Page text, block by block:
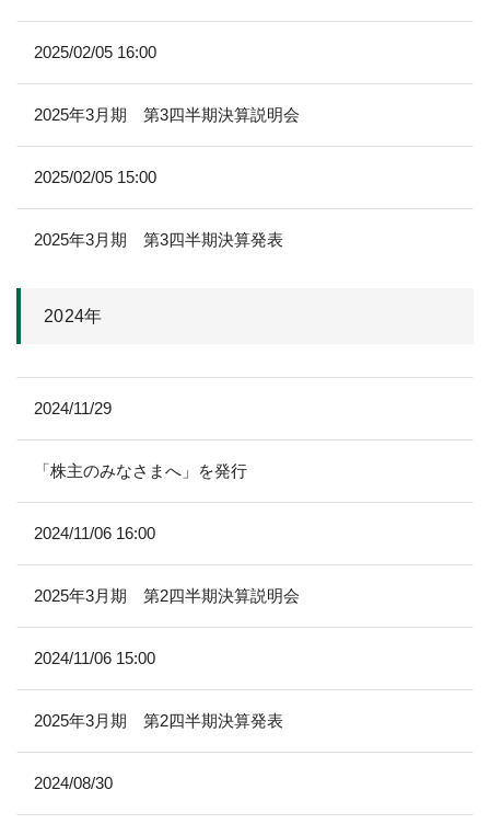
2025/02/05 16:00
2025年3月期 第3四半期決算説明会
2025/02/05 15:00
2025年3月期 第3四半期決算発表
2024年
2024/11/29
「株主のみなさまへ」を発行
2024/11/06 16:00
2025年3月期 第2四半期決算説明会
2024/11/06 15:00
2025年3月期 第2四半期決算発表
2024/08/30